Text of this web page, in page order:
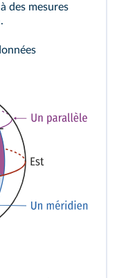
des mesures
.